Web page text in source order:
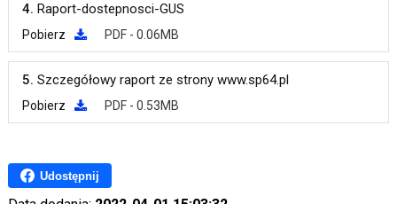
4. Raport-dostepnosci-GUS
Pobierz PDF - 0.06MB
5. Szczegółowy raport ze strony www.sp64.pl
Pobierz PDF - 0.53MB
Udostępnij